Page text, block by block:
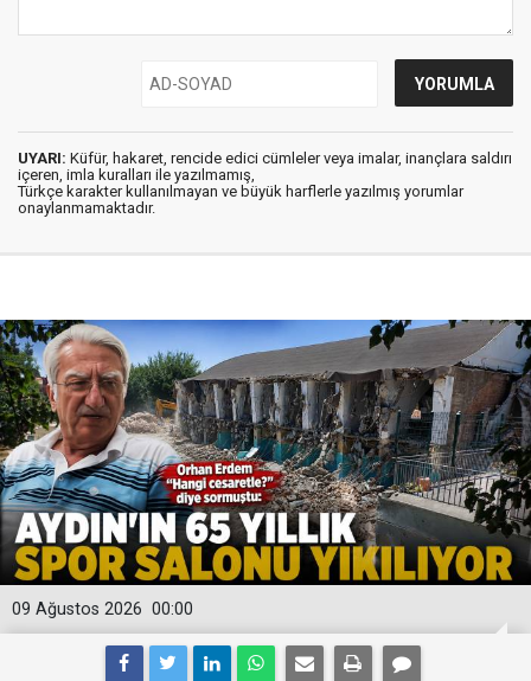
UYARI: Küfür, hakaret, rencide edici cümleler veya imalar, inançlara saldırı
içeren, imla kuralları ile yazılmamış,
Türkçe karakter kullanılmayan ve büyük harflerle yazılmış yorumlar
onaylanmamaktadır.
00:00
09 Ağustos 2026